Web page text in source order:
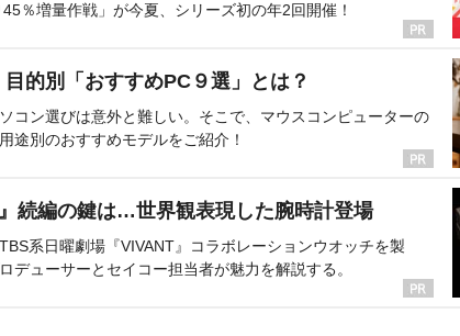
％増量作戦」が今夏、シリーズ初の年2回開催！
的別「おすすめPC９選」とは？
コン選びは意外と難しい。そこで、マウスコンピューターの
途別のおすすめモデルをご紹介！
』続編の鍵は…世界観表現した腕時計登場
系日曜劇場『VIVANT』コラボレーションウオッチを製
デューサーとセイコー担当者が魅力を解説する。